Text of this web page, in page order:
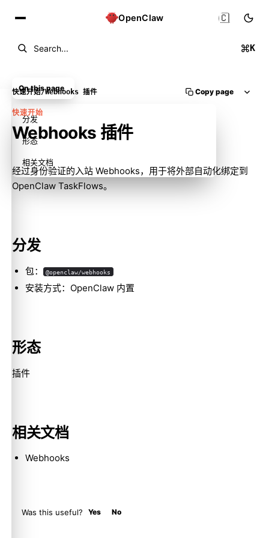
OpenClaw
Search... K
🇨🇳
快速开始/Webhooks 插件 Copy page
快速开始
Webhooks 插件
经过身份验证的入站 Webhooks，用于将外部自动化绑定到
OpenClaw TaskFlows。
分发
包： @openclaw/webhooks
安装方式：OpenClaw 内置
形态
插件
相关文档
Webhooks
Was this useful? Yes No
On this page
分发
形态
相关文档